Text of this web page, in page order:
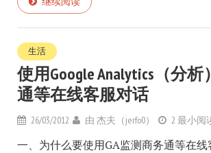
生活
使用Google Analytics（分
通等在线客服对话
26/03/2012 由 杰夫（jerfo0） 2 最小阅
一、为什么要使用GA监测商务通等在线